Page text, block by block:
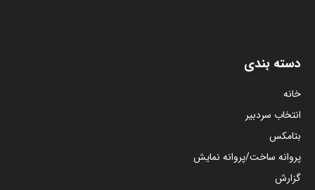
دسته بندی
خانه
انتخاب سردبیر
بتامکس
پروانه ساخت/پروانه نمایش
گزارش